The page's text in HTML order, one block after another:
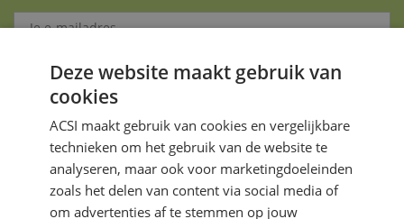
Aanmelden
Je gegevens zijn veilig en worden niet gedeeld met anderen
Deze website maakt gebruik van
cookies
ACSI maakt gebruik van cookies en vergelijkbare
technieken om het gebruik van de website te
analyseren, maar ook voor marketingdoeleinden
zoals het delen van content via social media of
om advertenties af te stemmen op jouw